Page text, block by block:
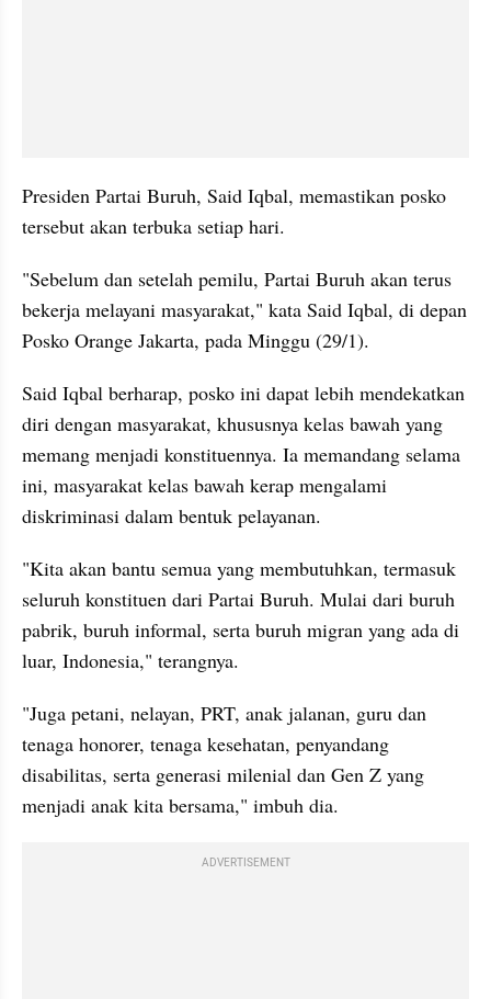
Presiden Partai Buruh, Said Iqbal, memastikan posko
tersebut akan terbuka setiap hari.
"Sebelum dan setelah pemilu, Partai Buruh akan terus
bekerja melayani masyarakat," kata Said Iqbal, di depan
Posko Orange Jakarta, pada Minggu (29/1).
Said Iqbal berharap, posko ini dapat lebih mendekatkan
diri dengan masyarakat, khususnya kelas bawah yang
memang menjadi konstituennya. Ia memandang selama
ini, masyarakat kelas bawah kerap mengalami
diskriminasi dalam bentuk pelayanan.
"Kita akan bantu semua yang membutuhkan, termasuk
seluruh konstituen dari Partai Buruh. Mulai dari buruh
pabrik, buruh informal, serta buruh migran yang ada di
luar, Indonesia," terangnya.
"Juga petani, nelayan, PRT, anak jalanan, guru dan
tenaga honorer, tenaga kesehatan, penyandang
disabilitas, serta generasi milenial dan Gen Z yang
menjadi anak kita bersama," imbuh dia.
ADVERTISEMENT